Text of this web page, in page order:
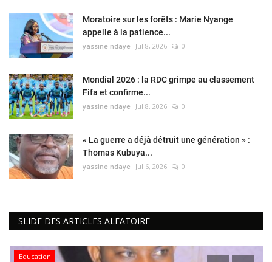
Moratoire sur les forêts : Marie Nyange
appelle à la patience...
yassine ndaye Jul 8, 2026 0
Mondial 2026 : la RDC grimpe au classement
Fifa et confirme...
yassine ndaye Jul 8, 2026 0
« La guerre a déjà détruit une génération » :
Thomas Kubuya...
yassine ndaye Jul 6, 2026 0
SLIDE DES ARTICLES ALEATOIRE
Education